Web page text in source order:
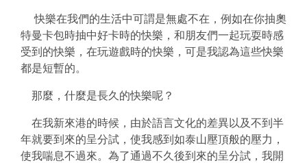
快樂在我們的生活中可謂是無處不在，例如在你抽奧
特曼卡包時抽中好卡時的快樂，和朋友們一起玩耍時感
受到的快樂，在玩遊戲時的快樂，可是我認為這些快樂
都是短暫的。
那麼，什麼是長久的快樂呢？
在我新來港的時候，由於語言文化的差異以及不到半
年就要到來的呈分試，使我感到如泰山壓頂般的壓力，
使我喘息不過來。為了通過不久後到來的呈分試，我開